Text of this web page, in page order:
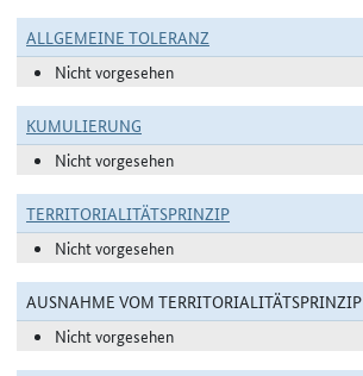
ALLGEMEINE TOLERANZ
Nicht vorgesehen
KUMULIERUNG
Nicht vorgesehen
TERRITORIALITÄTSPRINZIP
Nicht vorgesehen
AUSNAHME VOM TERRITORIALITÄTSPRINZIP
Nicht vorgesehen